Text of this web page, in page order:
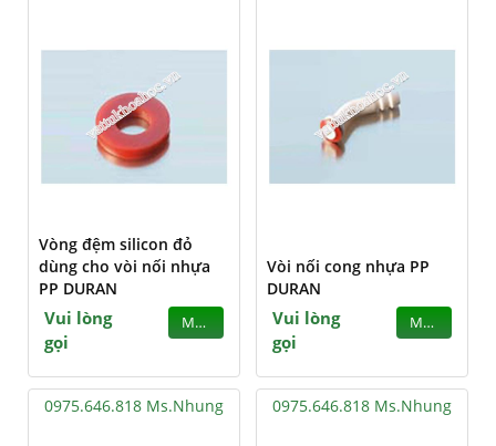
Vòng đệm silicon đỏ
dùng cho vòi nối nhựa
PP DURAN
Vui lòng
gọi
MUA
Vòi nối cong nhựa PP
DURAN
Vui lòng
gọi
MUA
0975.646.818 Ms.Nhung 0975.646.818 Ms.Nhung